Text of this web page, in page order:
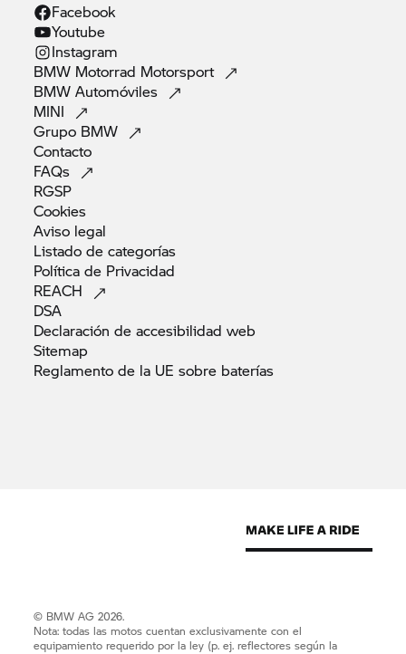
Facebook
Youtube
Instagram
BMW Motorrad Motorsport
BMWAutomóviles
MINI
Grupo BMW
Contacto
FAQs
RGSP
Cookies
Aviso legal
Listado decategorías
Política de Privacidad
REACH
DSA
Declaración de accesibilidadweb
Sitemap
Reglamento de la UE sobre baterías
© BMW AG 2026.
Nota: todas las motos cuentan exclusivamente con el
equipamiento requerido por la ley (p. ej. reflectores según la